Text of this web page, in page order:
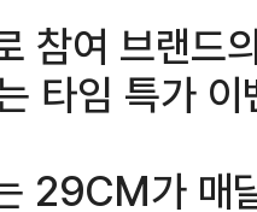
참여 브랜드
타임 특가 이
29CM가 매